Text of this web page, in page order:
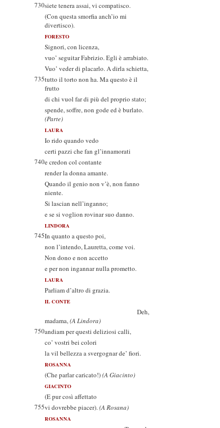
730siete tenera assai, vi compatisco.
(Con questa smorfia anch’io mi
divertisco).
FORESTO
Signori, con licenza,
vuo’ seguitar Fabrizio. Egli è arrabiato.
Vuo’ veder di placarlo. A dirla schietta,
735tutto il torto non ha. Ma questo è il
frutto
di chi vuol far di più del proprio stato;
spende, soffre, non gode ed è burlato.
(Parte)
LAURA
Io rido quando vedo
certi pazzi che fan gl’innamorati
740e credon col contante
render la donna amante.
Quando il genio non v’è, non fanno
niente.
Si lascian nell’inganno;
e se si voglion rovinar suo danno.
LINDORA
745In quanto a questo poi,
non l’intendo, Lauretta, come voi.
Non dono e non accetto
e per non ingannar nulla prometto.
LAURA
Parliam d’altro di grazia.
IL CONTE
Deh,
madama,(A Lindora)
750andiam per questi deliziosi calli,
co’ vostri bei colori
la vil bellezza a svergognar de’ fiori.
ROSANNA
(Che parlar caricato!)(A Giacinto)
GIACINTO
(E pur così affettato
755vi dovrebbe piacer).(A Rosana)
ROSANNA